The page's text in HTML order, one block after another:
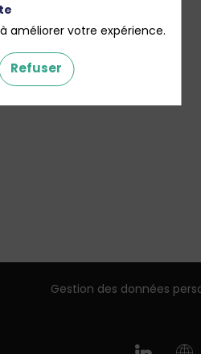
Gestion des données
améliorer votre expérience.
Refuser